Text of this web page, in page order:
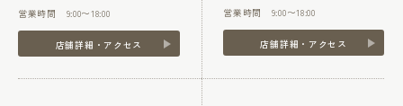
営業時間 9:00〜18:00
店舗詳細・アクセス
営業時間 9:00〜18:00
店舗詳細・アクセス